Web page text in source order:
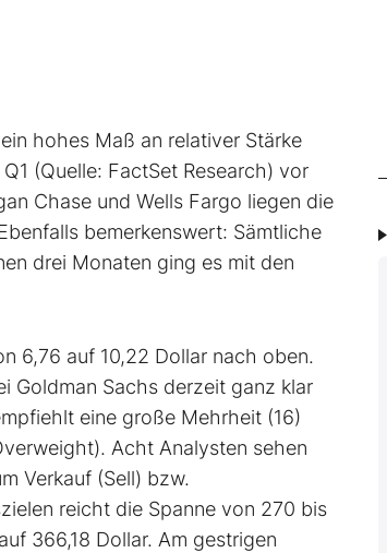
hohes Maß an relativer Stärke
(Quelle: FactSet Research) vor
Chase und Wells Fargo liegen die
bemerkenswert: Sämtliche
drei Monaten ging es mit den
6,76 auf 10,22 Dollar nach oben.
Goldman Sachs derzeit ganz klar
eine große Mehrheit (16)
Acht Analysten sehen
Verkauf (Sell) bzw.
reicht die Spanne von 270 bis
366,18 Dollar. Am gestrigen